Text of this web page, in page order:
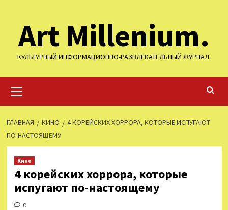
содержимому
Art Millenium.
КУЛЬТУРНЫЙ ИНФОРМАЦИОННО-РАЗВЛЕКАТЕЛЬНЫЙ ЖУРНАЛ.
меню
ГЛАВНАЯ КИНО
4 КОРЕЙСКИХ ХОРРОРА, КОТОРЫЕ ИСПУГАЮТ
ПО-НАСТОЯЩЕМУ
Кино
4 корейских хоррора, которые
испугают по-настоящему
0